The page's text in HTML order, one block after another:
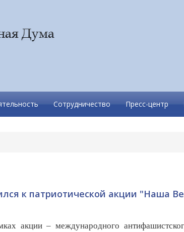
Сотрудничество Пресс-центр
к патриотической акции "Наша
акции – международного